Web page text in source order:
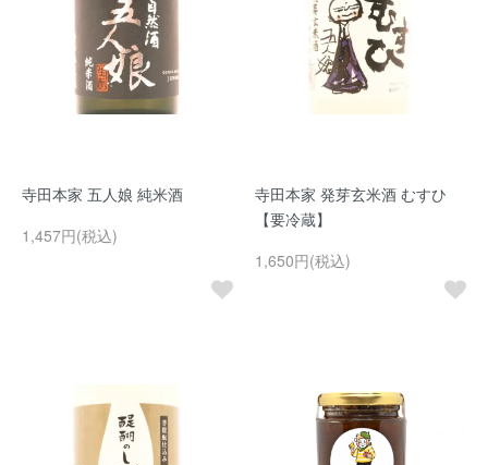
寺田本家 五人娘 純米酒
1,457円(税込)
寺田本家 発芽玄米酒 むすひ
【要冷蔵】
1,650円(税込)